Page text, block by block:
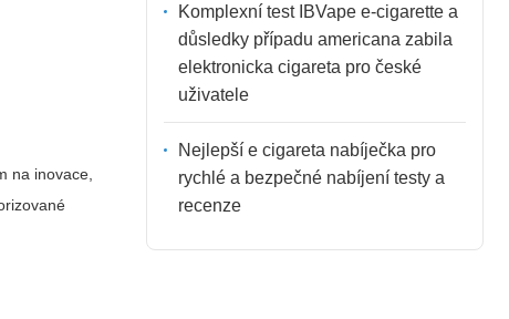
na inovace,
Komplexní test IBVape e-cigarette a
důsledky případu americana zabila
elektronicka cigareta pro české
uživatele
Nejlepší e cigareta nabíječka pro
rychlé a bezpečné nabíjení testy a
recenze